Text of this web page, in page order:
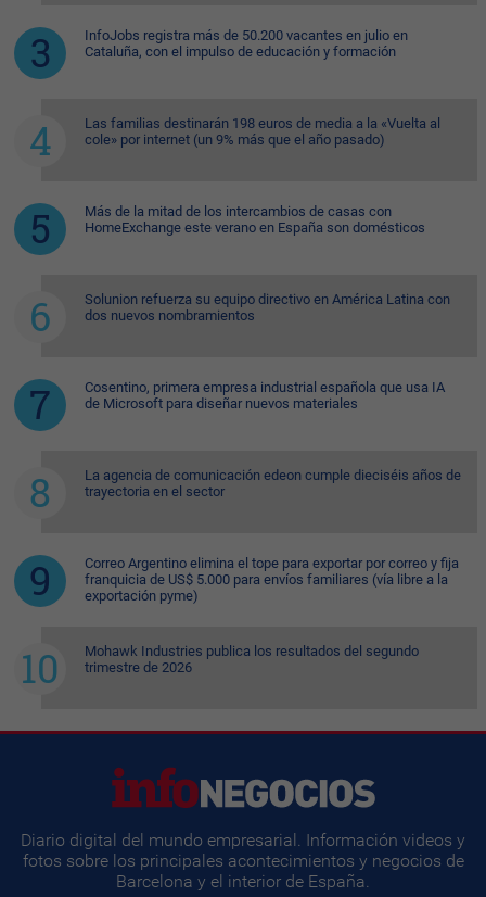
InfoJobs registra más de 50.200 vacantes en julio en
Cataluña, con el impulso de educación y formación
Las familias destinarán 198 euros de media a la «Vuelta al
cole» por internet (un 9% más que el año pasado)
Más de la mitad de los intercambios de casas con
HomeExchange este verano en España son domésticos
Solunion refuerza su equipo directivo en América Latina con
dos nuevos nombramientos
Cosentino, primera empresa industrial española que usa IA
de Microsoft para diseñar nuevos materiales
La agencia de comunicación edeon cumple dieciséis años de
trayectoria en el sector
Correo Argentino elimina el tope para exportar por correo y fija
franquicia de US$ 5.000 para envíos familiares (vía libre a la
exportación pyme)
Mohawk Industries publica los resultados del segundo
trimestre de 2026
Diario digital del mundo empresarial. Información videos y
fotos sobre los principales acontecimientos y negocios de
Barcelona y el interior de España.